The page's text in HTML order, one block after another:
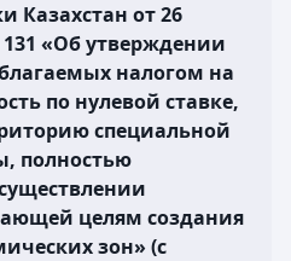
Казахстан от 26
«Об утверждении
налогом на
по нулевой ставке,
специальной
полностью
целям создания
зон» (с